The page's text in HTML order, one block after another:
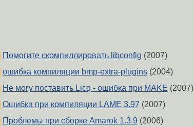
Помогите скомпиллировать libconfig (2007)
ошибка компиляции bmp-extra-plugins(2004)
Не могу поставить Licq - ошибка при MAKE (2007)
Ошибка при компиляции LAME 3.97 (2007)
Проблемы при сборке Amarok 1.3.9 (2006)